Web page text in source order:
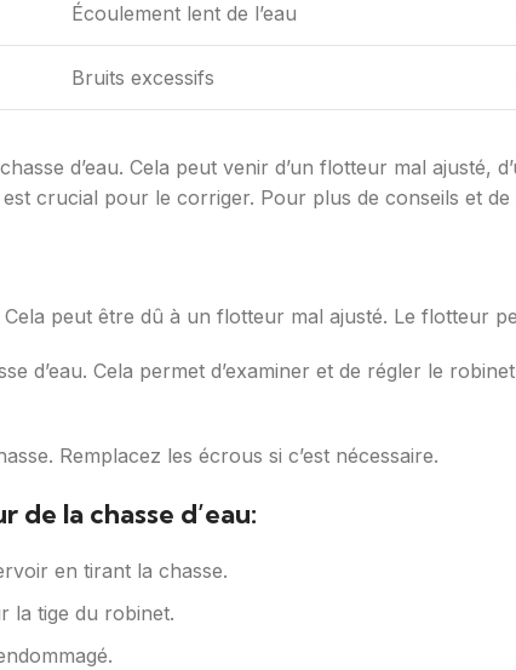
Écoulement lent de l’eau
Bruits excessifs
d’eau. Cela peut venir d’un flotteur mal ajusté,
crucial pour le corriger. Pour plus de conseils et de
peut être dû à un flotteur mal ajusté. Le flotteur
d’eau. Cela permet d’examiner et de régler le
Remplacez les écrous si c’est nécessaire.
la chasse d’eau:
en tirant la chasse.
la tige du robinet.